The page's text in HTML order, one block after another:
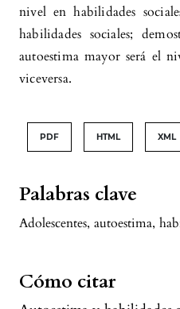
Palabras clave
Adolescentes, autoestima,
Cómo citar
nivel en habilidades
habilidades sociales;
autoestima mayor será el
viceversa.
PDF HTML XML